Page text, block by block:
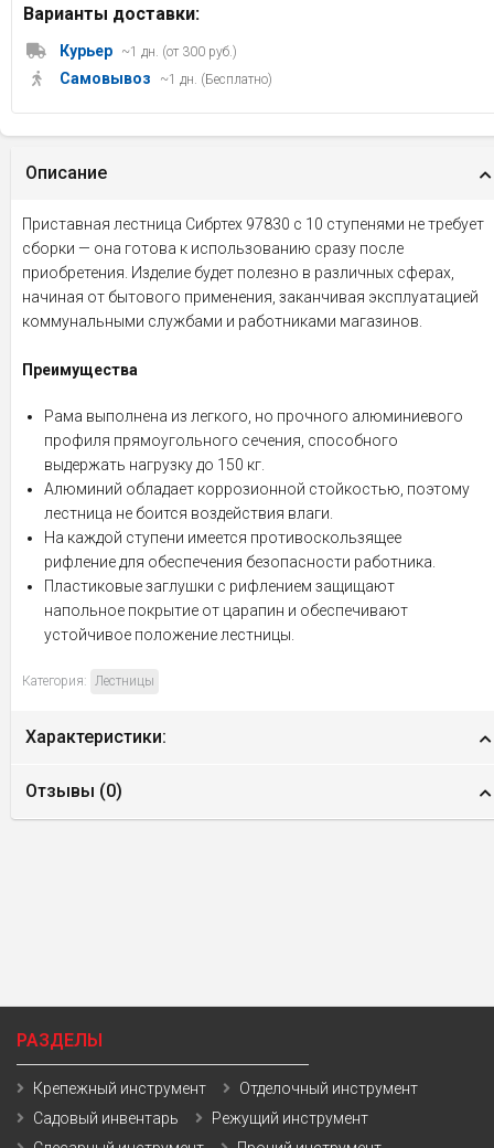
Варианты доставки:
Курьер ~1 дн. (от 300 руб.)
Самовывоз ~1 дн. (Бесплатно)
Описание
Приставная лестница Сибртех 97830 с 10 ступенями не требует
сборки — она готова к использованию сразу после
приобретения. Изделие будет полезно в различных сферах,
начиная от бытового применения, заканчивая эксплуатацией
коммунальными службами и работниками магазинов.
Преимущества
Рама выполнена из легкого, но прочного алюминиевого
профиля прямоугольного сечения, способного
выдержать нагрузку до 150 кг.
Алюминий обладает коррозионной стойкостью, поэтому
лестница не боится воздействия влаги.
На каждой ступени имеется противоскользящее
рифление для обеспечения безопасности работника.
Пластиковые заглушки с рифлением защищают
напольное покрытие от царапин и обеспечивают
устойчивое положение лестницы.
Категория: Лестницы
Характеристики:
Отзывы (0)
РАЗДЕЛЫ
Крепежный инструмент
Отделочный инструмент
Садовый инвентарь
Режущий инструмент